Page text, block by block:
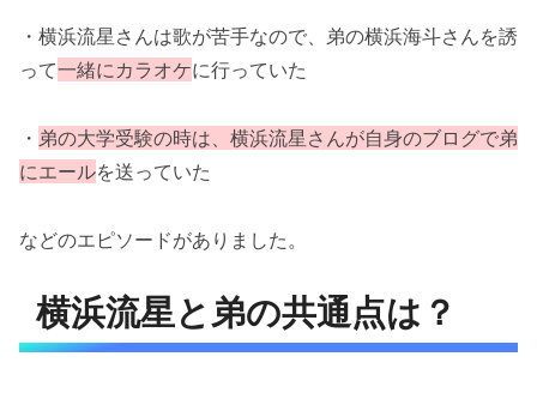
・横浜流星さんは歌が苦手なので、弟の横浜海斗さんを誘
って一緒にカラオケに行っていた
・ 弟の大学受験の時は、横浜流星さんが自身のブログで弟
にエールを送っていた
などのエピソードがありました。
横浜流星と弟の共通点は？